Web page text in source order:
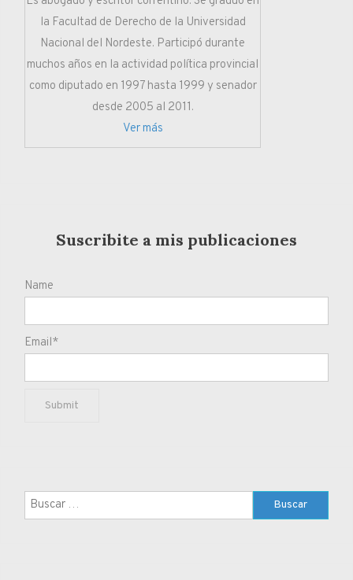
la Facultad de Derecho de la Universidad
Nacional del Nordeste. Participó durante
muchos años en la actividad política provincial
como diputado en 1997 hasta 1999 y senador
desde 2005 al 2011.
Ver más
Suscribite a mis publicaciones
Name
Email*
Buscar: